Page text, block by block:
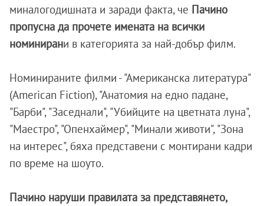
миналогодишната и заради факта, че Пачино
пропусна да прочете имената на всички
номинирани в категорията за най-добър филм.
Номинираните филми - "Американска литература"
(American Fiction), "Анатомия на едно падане,
"Барби", "Заседнали", "Убийците на цветната луна",
"Маестро", "Опенхаймер", "Минали животи", "Зона
на интерес", бяха представени с монтирани кадри
по време на шоуто.
Пачино наруши правилата за представянето,